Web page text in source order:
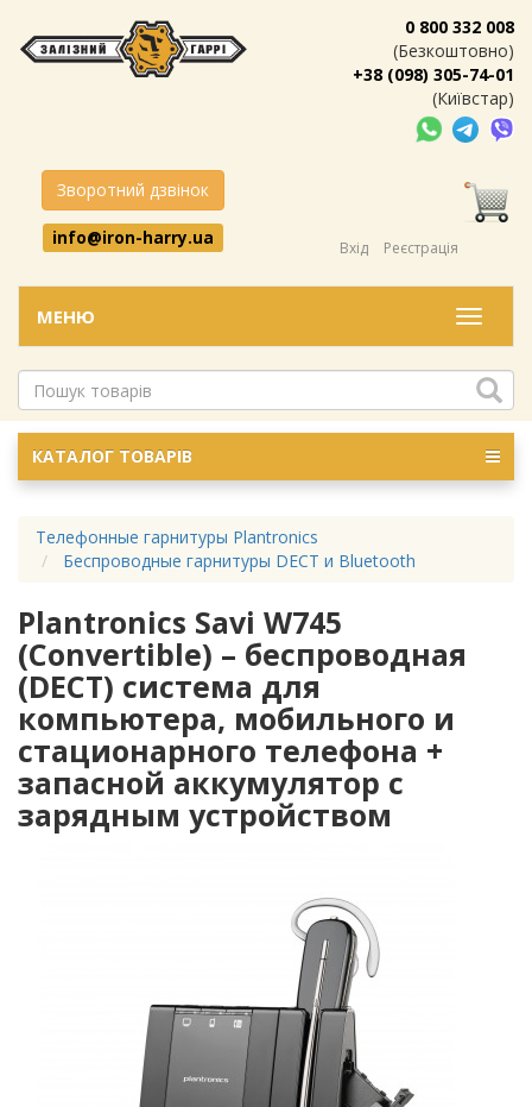
0 800 332 008
(Безкоштовно)
+38 (098) 305-74-01
(Київстар)
Зворотний дзвінок
info@iron-harry.ua
Вхід Реєстрація
Меню
МЕНЮ
КАТАЛОГ ТОВАРІВ
Телефонные гарнитуры Plantronics
Беспроводные гарнитуры DECT и Bluetooth
Plantronics Savi W745
(Convertible) – беспроводная
(DECT) система для
компьютера, мобильного и
стационарного телефона +
запасной аккумулятор с
зарядным устройством